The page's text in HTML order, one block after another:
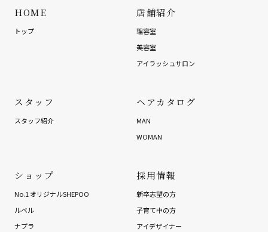
HOME
トップ
店舗紹介
理容室
美容室
アイラッシュサロン
スタッフ
スタッフ紹介
ヘアカタログ
MAN
WOMAN
ショップ
No.1 オリジナルSHEPOO
ルベル
ナプラ
採用情報
新卒志望の方
子育て中の方
アイデザイナー